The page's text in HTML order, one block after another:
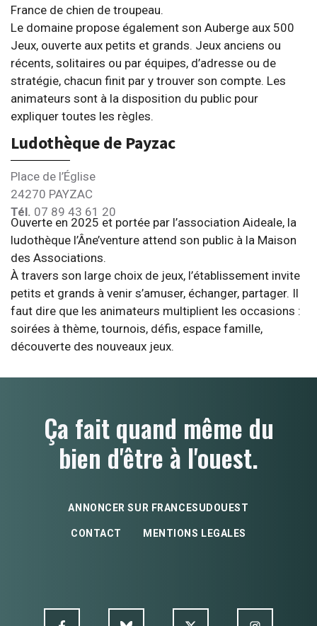
France de chien de troupeau.
Le domaine propose également son Auberge aux 500
Jeux, ouverte aux petits et grands. Jeux anciens ou
récents, solitaires ou par équipes, d’adresse ou de
stratégie, chacun finit par y trouver son compte. Les
animateurs sont à la disposition du public pour
expliquer toutes les règles.
Ludothèque de Payzac
Place de l’Église
24270 PAYZAC
Tél. 07 89 43 61 20
Ouverte en 2025 et portée par l’association Aideale, la
ludothèque l’Âne’venture attend son public à la Maison
des Associations.
À travers son large choix de jeux, l’établissement invite
petits et grands à venir s’amuser, échanger, partager. Il
faut dire que les animateurs multiplient les occasions :
soirées à thème, tournois, défis, espace famille,
découverte des nouveaux jeux.
Ça fait quand même du
bien d'être à l'ouest.
ANNONCER SUR FRANCESUDOUEST
CONTACT MENTIONS LEGALES